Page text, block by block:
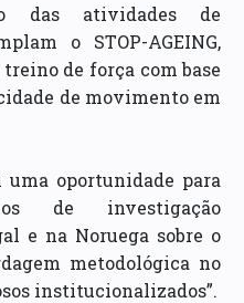
das atividades de
o STOP-AGEING,
de força com base
de movimento em
oportunidade para
de investigação
e na Noruega sobre o
metodológica no
institucionalizados”.